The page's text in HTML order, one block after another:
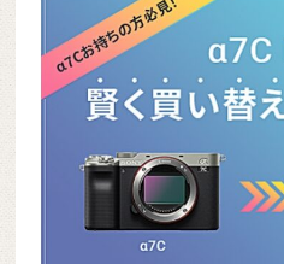
o
o
k
s
sk
y
e
n
g
er